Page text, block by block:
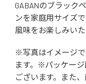
GABANのブラック
ンを家庭用サイズ
風味をお楽しみいた
※写真はイメージ
ます。※パッケー
ございます。また